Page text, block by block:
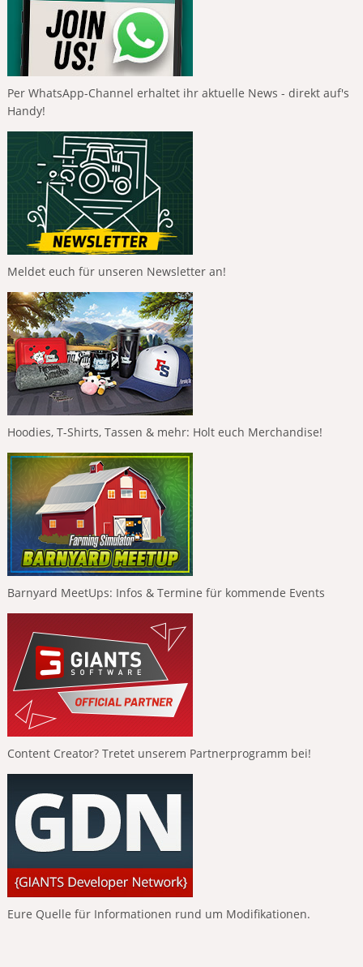
Per WhatsApp-Channel erhaltet ihr aktuelle News - direkt auf's
Handy!
Meldet euch für unseren Newsletter an!
Hoodies, T-Shirts, Tassen & mehr: Holt euch Merchandise!
Barnyard MeetUps: Infos & Termine für kommende Events
Content Creator? Tretet unserem Partnerprogramm bei!
Eure Quelle für Informationen rund um Modifikationen.